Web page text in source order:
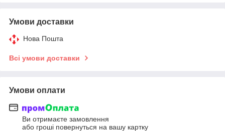
Умови доставки
Нова Пошта
Всі умови доставки
Умови оплати
Ви отримаєте замовлення
або гроші повернуться на вашу картку